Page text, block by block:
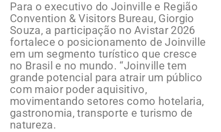
Para o executivo do Joinville e Região
Convention & Visitors Bureau, Giorgio
Souza, a participação no Avistar 2026
fortalece o posicionamento de Joinville
em um segmento turístico que cresce
no Brasil e no mundo. “Joinville tem
grande potencial para atrair um público
com maior poder aquisitivo,
movimentando setores como hotelaria,
gastronomia, transporte e turismo de
natureza.